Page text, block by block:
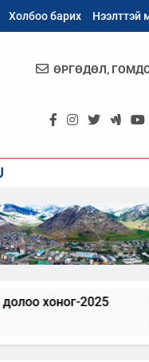
Холбоо барих Нээлттэй
ӨРГӨДӨЛ,
хоног-2025